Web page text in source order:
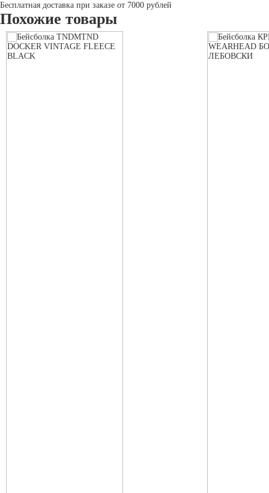
Бесплатная доставка при заказе от 7000 рублей
Похожие товары